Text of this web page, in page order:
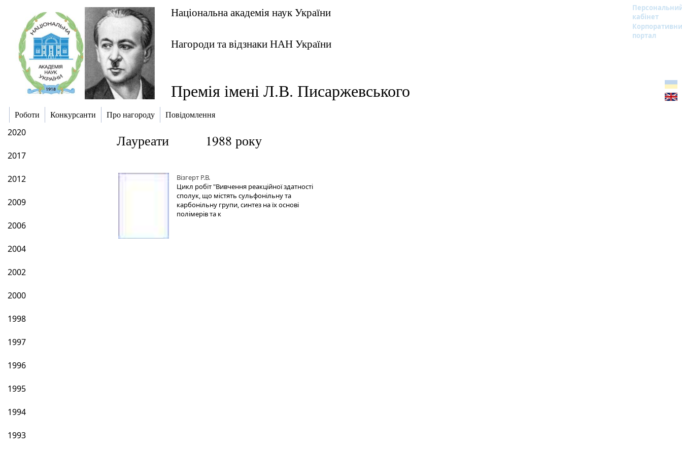
Національна академія наук України
кабінет
портал
Нагороди та відзнаки НАН України
Премія імені Л.В. Писаржевського
Роботи Конкурсанти Про нагороду Повідомлення
2020
2017
2012
2009
2006
2004
2002
2000
1998
1997
1996
1995
1994
1993
Лауреати 1988 року
Візгерт Р.В.
Цикл робіт "Вивчення реакційної здатності
сполук, що містять сульфонільну та
карбонільну групи, синтез на їх основі
полімерів та к